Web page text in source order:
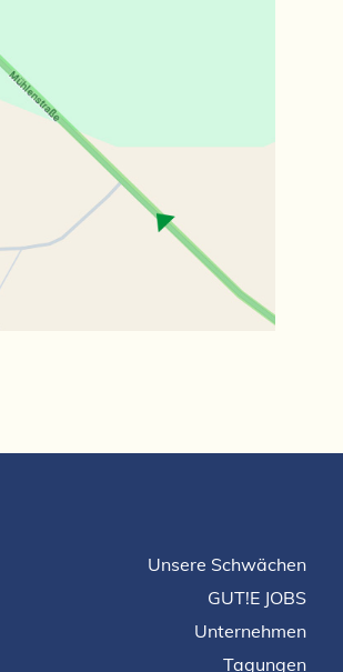
Unsere Schwächen
GUT!E JOBS
Unternehmen
Tagungen